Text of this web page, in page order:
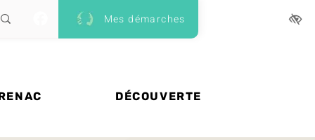
Mes démarches
DÉCOUVERTE